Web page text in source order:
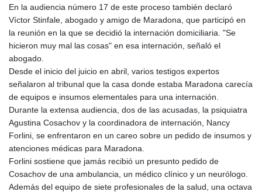
En la audiencia número 17 de este proceso también declaró
Víctor Stinfale, abogado y amigo de Maradona, que participó en
la reunión en la que se decidió la internación domiciliaria. "Se
hicieron muy mal las cosas" en esa internación, señaló el
abogado.
Desde el inicio del juicio en abril, varios testigos expertos
señalaron al tribunal que la casa donde estaba Maradona carecía
de equipos e insumos elementales para una internación.
Durante la extensa audiencia, dos de las acusadas, la psiquiatra
Agustina Cosachov y la coordinadora de internación, Nancy
Forlini, se enfrentaron en un careo sobre un pedido de insumos y
atenciones médicas para Maradona.
Forlini sostiene que jamás recibió un presunto pedido de
Cosachov de una ambulancia, un médico clínico y un neurólogo.
Además del equipo de siete profesionales de la salud, una octava